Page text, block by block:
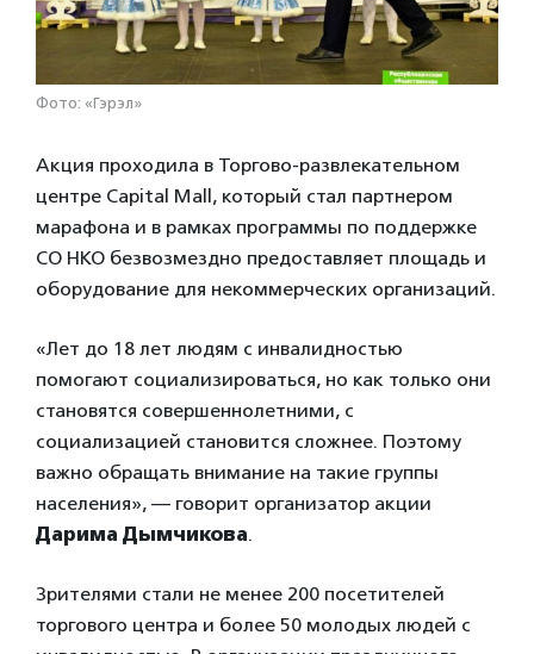
Фото: «Гэрэл»
Акция проходила в Торгово-развлекательном
центре Capital Mall, который стал партнером
марафона и в рамках программы по поддержке
СО НКО безвозмездно предоставляет площадь и
оборудование для некоммерческих организаций.
«Лет до 18 лет людям с инвалидностью
помогают социализироваться, но как только они
становятся совершеннолетними, с
социализацией становится сложнее. Поэтому
важно обращать внимание на такие группы
населения», — говорит организатор акции
Дарима Дымчикова.
Зрителями стали не менее 200 посетителей
торгового центра и более 50 молодых людей с